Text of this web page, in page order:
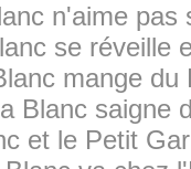
n'aime pas
se réveille
mange du
Blanc saigne
et le Petit